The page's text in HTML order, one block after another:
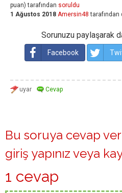
puan) tarafından soruldu
1 Ağustos 2018 Amersin48 tarafından
Sorunuzu paylaşarak
Facebook
Bu soruya cevap
giriş yapınız veya
1 cevap